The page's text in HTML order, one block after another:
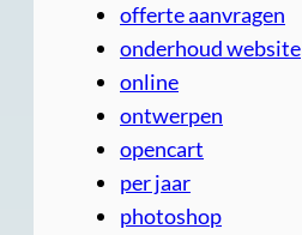
offerte aanvragen
onderhoud website
online
ontwerpen
opencart
per jaar
photoshop